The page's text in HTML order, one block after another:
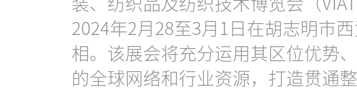
2024年2月28至3月1日在胡志明市
相。该展会将充分运用其区位优势
的全球网络和行业资源，打造贯通